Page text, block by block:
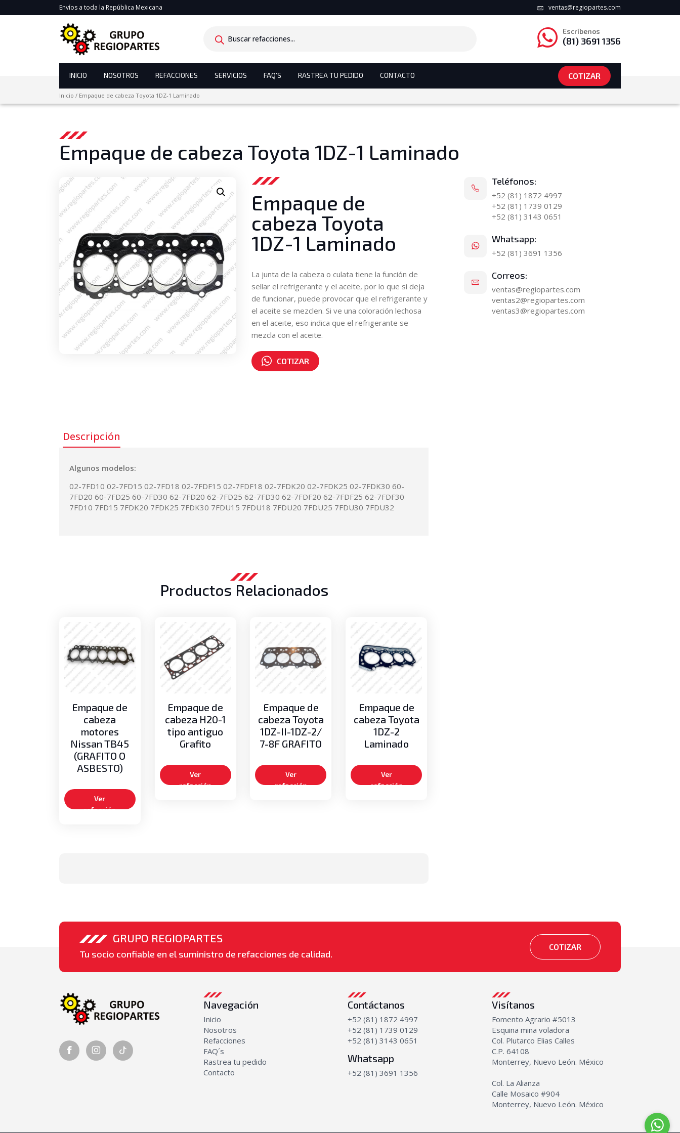
Envíos a toda la República Mexicana ventas@regiopartes.com
search Escríbenos
(81) 3691 1356
INICIO NOSOTROS REFACCIONES SERVICIOS FAQ’S RASTREA TU PEDIDO CONTACTO COTIZAR
Inicio / Empaque de cabeza Toyota 1DZ-1 Laminado
Empaque de cabeza Toyota 1DZ-1 Laminado
Empaque de
cabeza Toyota
1DZ-1 Laminado
La junta de la cabeza o culata tiene la función de
sellar el refrigerante y el aceite, por lo que si deja
de funcionar, puede provocar que el refrigerante y
el aceite se mezclen. Si ve una coloración lechosa
en el aceite, eso indica que el refrigerante se
mezcla con el aceite.
COTIZAR
Descripción
Algunos modelos:
02-7FD10 02-7FD15 02-7FD18 02-7FDF15 02-7FDF18 02-7FDK20 02-7FDK25 02-7FDK30 60-
7FD20 60-7FD25 60-7FD30 62-7FD20 62-7FD25 62-7FD30 62-7FDF20 62-7FDF25 62-7FDF30
7FD10 7FD15 7FDK20 7FDK25 7FDK30 7FDU15 7FDU18 7FDU20 7FDU25 7FDU30 7FDU32
Productos Relacionados
Empaque de
cabeza
motores
Nissan TB45
(GRAFITO O
ASBESTO)
Ver
refacción
Empaque de
cabeza H20-1
tipo antiguo
Grafito
Ver
refacción
Empaque de
cabeza Toyota
1DZ-II-1DZ-2/
7-8F GRAFITO
Ver
refacción
Empaque de
cabeza Toyota
1DZ-2
Laminado
Ver
refacción
Teléfonos:
+52 (81) 1872 4997
+52 (81) 1739 0129
+52 (81) 3143 0651
Whatsapp:
+52 (81) 3691 1356
Correos:
ventas@regiopartes.com
ventas2@regiopartes.com
ventas3@regiopartes.com
GRUPO REGIOPARTES
Tu socio confiable en el suministro de refacciones de calidad.
COTIZAR
Navegación
Inicio
Nosotros
Refacciones
FAQ´s
Rastrea tu pedido
Contacto
Contáctanos
+52 (81) 1872 4997
+52 (81) 1739 0129
+52 (81) 3143 0651
Whatsapp
+52 (81) 3691 1356
Visítanos
Fomento Agrario #5013
Esquina mina voladora
Col. Plutarco Elias Calles
C.P. 64108
Monterrey, Nuevo León. México
Col. La Alianza
Calle Mosaico #904
Monterrey, Nuevo León. México